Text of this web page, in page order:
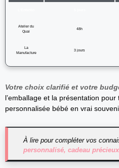
Atelier du
Quai
48h
La
Manufacture
3 jours
Votre choix clarifié et votre
l’emballage et la présentation
personnalisée bébé en vrai
À lire pour compléter vos
personnalisé, cadeau